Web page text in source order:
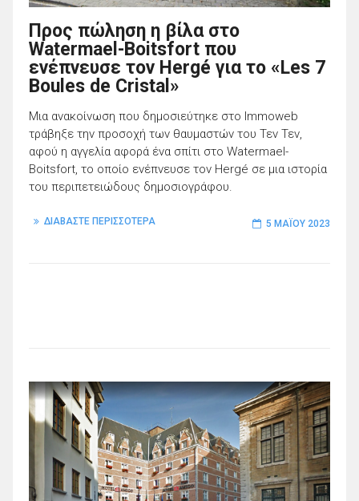
Προς πώληση η βίλα στο
Watermael-Boitsfort που
ενέπνευσε τον Hergé για το «Les 7
Boules de Cristal»
Μια ανακοίνωση που δημοσιεύτηκε στο Immoweb
τράβηξε την προσοχή των θαυμαστών του Τεν Τεν,
αφού η αγγελία αφορά ένα σπίτι στο Watermael-
Boitsfort, το οποίο ενέπνευσε τον Hergé σε μια ιστορία
του περιπετειώδους δημοσιογράφου.
ΔΙΑΒΑΣΤΕ ΠΕΡΙΣΣΟΤΕΡΑ 5 ΜΑΪ́ΟΥ 2023